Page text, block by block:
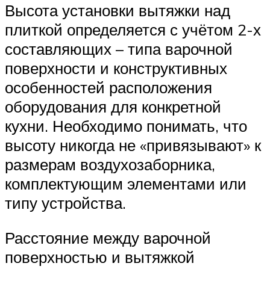
Высота установки вытяжки над
плиткой определяется с учётом 2-х
составляющих – типа варочной
поверхности и конструктивных
особенностей расположения
оборудования для конкретной
кухни. Необходимо понимать, что
высоту никогда не «привязывают» к
размерам воздухозаборника,
комплектующим элементами или
типу устройства.
Расстояние между варочной
поверхностью и вытяжкой